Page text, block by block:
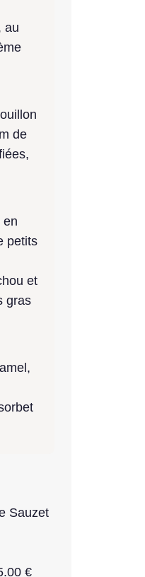
au
de
en
petits
et
gras
Sauzet
€